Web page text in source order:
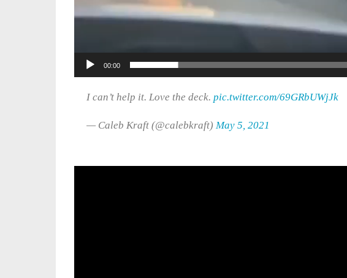
00:00
I can’t help it. Love the deck. pic.twitter.com/69GRbUWjJk
— Caleb Kraft (@calebkraft) May 5, 2021